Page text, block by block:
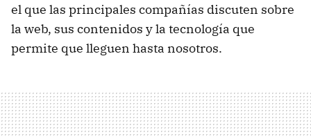
el que las principales compañías discuten sobre
la web, sus contenidos y la tecnología que
permite que lleguen hasta nosotros.